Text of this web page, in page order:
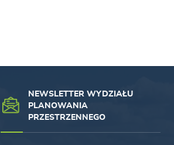
NEWSLETTER WYDZIAŁU
PLANOWANIA
PRZESTRZENNEGO